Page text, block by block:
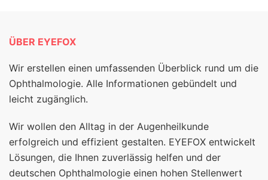
ÜBER EYEFOX
Wir erstellen einen umfassenden Überblick rund um die
Ophthalmologie. Alle Informationen gebündelt und
leicht zugänglich.
Wir wollen den Alltag in der Augenheilkunde
erfolgreich und effizient gestalten. EYEFOX entwickelt
Lösungen, die Ihnen zuverlässig helfen und der
deutschen Ophthalmologie einen hohen Stellenwert